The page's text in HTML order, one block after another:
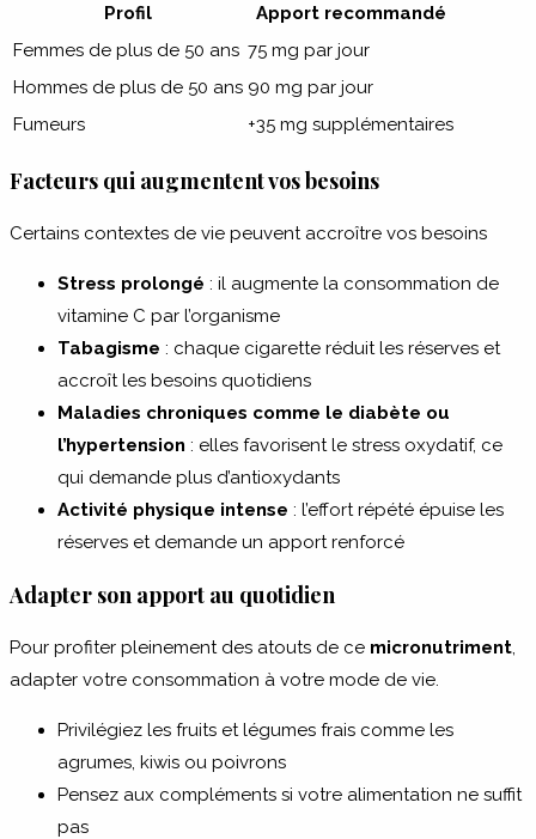
Profil
Apport recommandé
Femmes de plus de 50 ans 75 mg par jour
Hommes de plus de 50 ans 90 mg par jour
Fumeurs
+35 mg supplémentaires
Facteurs qui augmentent vos besoins
Certains contextes de vie peuvent accroître vos besoins
Stress prolongé : il augmente la consommation de
vitamine C par l’organisme
Tabagisme : chaque cigarette réduit les réserves et
accroît les besoins quotidiens
Maladies chroniques comme le diabète ou
l’hypertension : elles favorisent le stress oxydatif, ce
qui demande plus d’antioxydants
Activité physique intense : l’effort répété épuise les
réserves et demande un apport renforcé
Adapter son apport au quotidien
Pour profiter pleinement des atouts de ce micronutriment,
adapter votre consommation à votre mode de vie.
Privilégiez les fruits et légumes frais comme les
agrumes, kiwis ou poivrons
Pensez aux compléments si votre alimentation ne suffit
pas